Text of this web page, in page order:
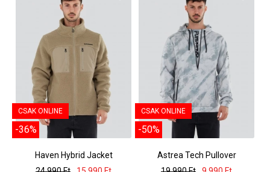
CSAK ONLINE
-36%
Haven Hybrid Jacket
CSAK ONLINE
-50%
Astrea Tech Pullover